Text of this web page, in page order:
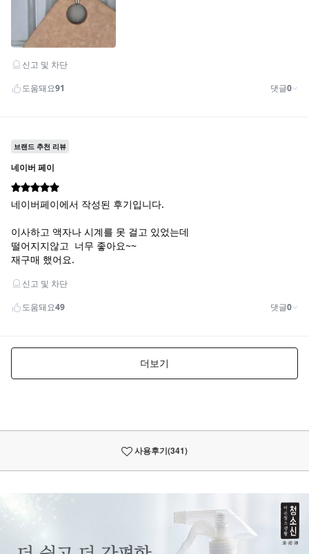
사용후기(341)